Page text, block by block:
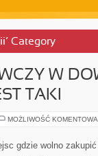
Category
W
TAKI
MOŻLIWOŚĆ
gdzie wolno